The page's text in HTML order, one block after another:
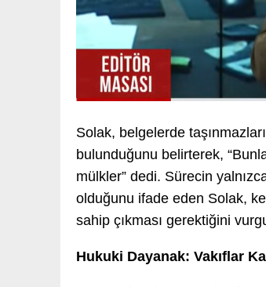
Solak, belgelerde
bulunduğunu belirterek,
mülkler” dedi. Sürecin
olduğunu ifade eden Solak,
sahip çıkması gerektiğini
Hukuki Dayanak: Vakıflar